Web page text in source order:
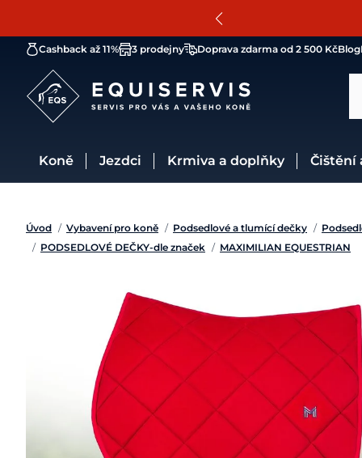
Cashback až 11% 3 prodejny Doprava zdarma od 2 500 KčBlog
Koně Jezdci Krmiva a doplňky
Úvod / Vybavení pro koně / Podsedlové a tlumící dečky /
/ PODSEDLOVÉ DEČKY-dle značek / MAXIMILIAN EQUESTRIAN